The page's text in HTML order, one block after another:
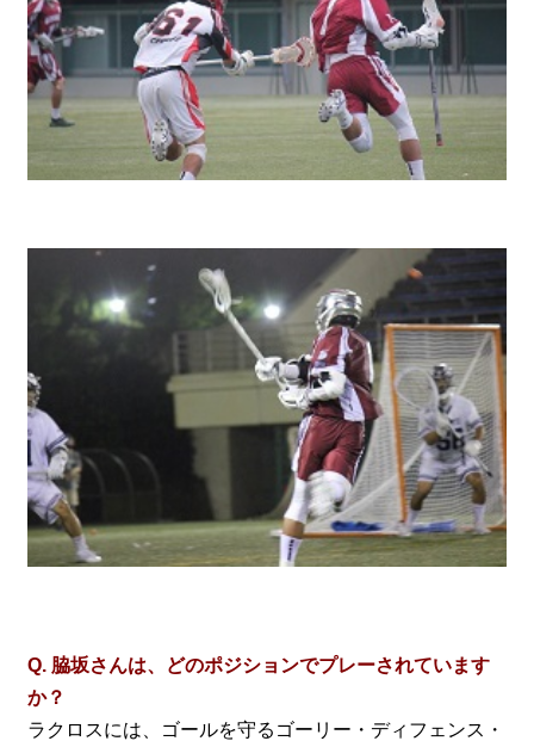
Q. 脇坂さんは、どのポジションでプレーされています
か？
ラクロスには、ゴールを守るゴーリー・ディフェンス・